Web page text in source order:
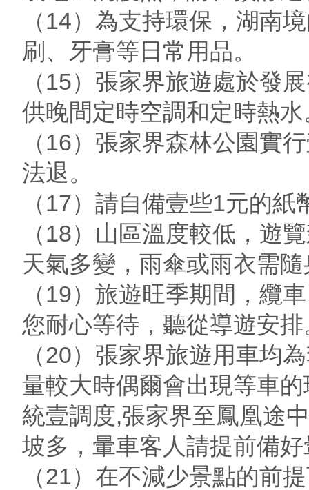
（14）為支持環保，湖南
刷、牙膏等日常用品。
（15）張家界旅遊處於發
供晚間定時空調和定時熱水
（16）張家界森林公園實
法退。
（17）請自備壹些1元的
（18）山區溫度較低，遊
天氣多變，雨傘或雨衣需
（19）旅遊旺季期間，纜
您耐心等待，聽從導遊安排
（20）張家界旅遊用車均
量較大時偶爾會出現等車
統壹調度,張家界至鳳凰途
坡多，暈車客人請提前備
（21）在不減少景點的前